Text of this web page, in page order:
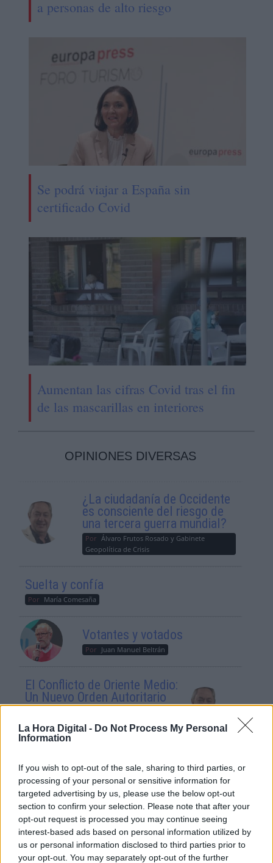
La Hora Digital - Do Not Process My Personal
Information
If you wish to opt-out of the sale, sharing to third parties, or
processing of your personal or sensitive information for
targeted advertising by us, please use the below opt-out
section to confirm your selection. Please note that after your
opt-out request is processed you may continue seeing
interest-based ads based on personal information utilized by
us or personal information disclosed to third parties prior to
your opt-out. You may separately opt-out of the further
a personas de alto riesgo
Se podrá viajar a España sin
certificado Covid
Aumentan las cifras Covid tras el fin
de las mascarillas en interiores
OPINIONES DIVERSAS
¿La ciudadanía de Occidente
es consciente del riesgo de
una tercera guerra mundial?
Por Álvaro Frutos Rosado y Gabinete
Geopolítica de Crisis
Suelta y confía
Por María Comesaña
Votantes y votados
Por Juan Manuel Beltrán
El Conflicto de Oriente Medio:
Un Nuevo Orden Autoritario
en Construcción
Por
Álvaro Frutos Rosado y Gabinete
Geopolítica de Crisis
Reconquista leonesa
Por Carlos Miranda
Clara Campoamor: Mi sueño,
mi pesadilla
Por María Pérez Herrero